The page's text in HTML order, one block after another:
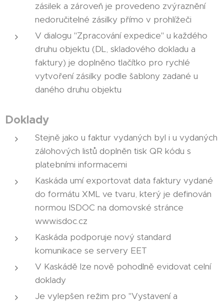
zásilek a zároveň je provedeno zvýraznění
nedoručitelné zásilky přímo v prohlížeči
V dialogu "Zpracování expedice" u každého
druhu objektu (DL, skladového dokladu a
faktury) je doplněno tlačítko pro rychlé
vytvoření zásilky podle šablony zadané u
daného druhu objektu
Doklady
Stejně jako u faktur vydaných byl i u vydaných
zálohových listů doplněn tisk QR kódu s
platebními informacemi
Kaskáda umí exportovat data faktury vydané
do formátu XML ve tvaru, který je definován
normou ISDOC na domovské stránce
www.isdoc.cz
Kaskáda podporuje nový standard
komunikace se servery EET
V Kaskádě lze nově pohodlně evidovat celní
doklady
Je vylepšen režim pro "Vystavení a